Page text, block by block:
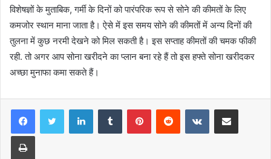
विशेषज्ञों के मुताबिक, गर्मी के दिनों को पारंपरिक रूप से सोने की कीमतों के लिए
कमजोर स्थान माना जाता है। ऐसे में इस समय सोने की कीमतों में अन्य दिनों की
तुलना में कुछ नरमी देखने को मिल सकती है। इस सप्ताह कीमतों की चमक फीकी
रही. तो अगर आप सोना खरीदने का प्लान बना रहे हैं तो इस हफ्ते सोना खरीदकर
अच्छा मुनाफा कमा सकते हैं।